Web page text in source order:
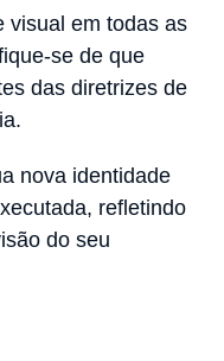
visual em todas as
se de que
das diretrizes de
nova identidade
refletindo
do seu